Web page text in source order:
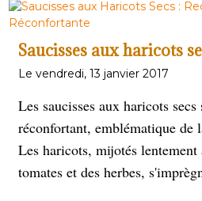
Saucisses aux haricots
Le vendredi, 13 janvier 2017
Les saucisses aux haricots
réconfortant, emblématique de
Les haricots, mijotés lentement
tomates et des herbes,